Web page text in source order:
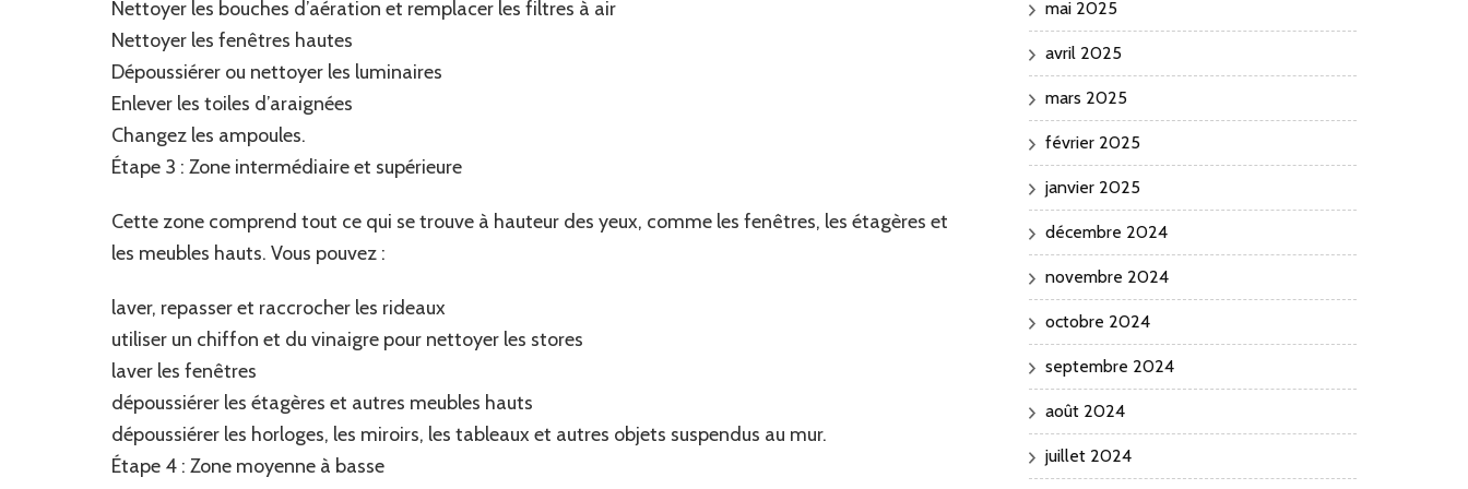
Nettoyer les bouches d’aération et remplacer les filtres à air
Nettoyer les fenêtres hautes
Dépoussiérer ou nettoyer les luminaires
Enlever les toiles d’araignées
Changez les ampoules.
Étape 3 : Zone intermédiaire et supérieure
Cette zone comprend tout ce qui se trouve à hauteur des yeux, comme les fenêtres, les étagères et
les meubles hauts. Vous pouvez :
laver, repasser et raccrocher les rideaux
utiliser un chiffon et du vinaigre pour nettoyer les stores
laver les fenêtres
dépoussiérer les étagères et autres meubles hauts
dépoussiérer les horloges, les miroirs, les tableaux et autres objets suspendus au mur.
Étape 4 : Zone moyenne à basse
mai 2025
avril 2025
mars 2025
février 2025
janvier 2025
décembre 2024
novembre 2024
octobre 2024
septembre 2024
août 2024
juillet 2024